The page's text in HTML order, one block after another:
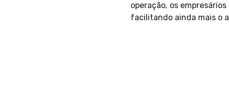
operação, os
facilitando ainda mais o